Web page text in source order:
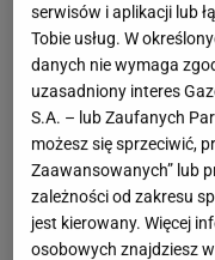
serwisów i aplikacji lub
Tobie usług. W
danych nie wymaga
uzasadniony interes
S.A. – lub Zaufanych
możesz się sprzeciwić,
Zaawansowanych” lub
zależności od zakresu
jest kierowany. Więcej
osobowych znajdziesz